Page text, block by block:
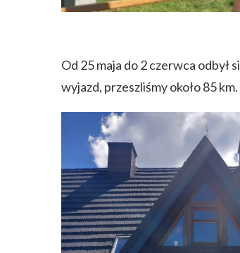
Od 25 maja do 2 czerwca odbył
wyjazd, przeszliśmy około 85 km.